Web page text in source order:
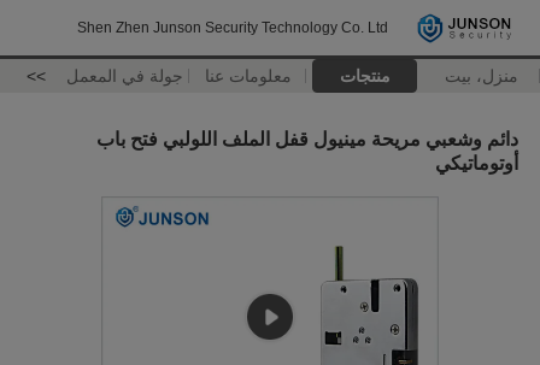
Shen Zhen Junson Security Technology Co. Ltd
منزل، بيت منتجات معلومات عنا جولة في المعمل >>
دائم وشعبي مريحة مينيول قفل الملف اللولبي فتح باب
أوتوماتيكي